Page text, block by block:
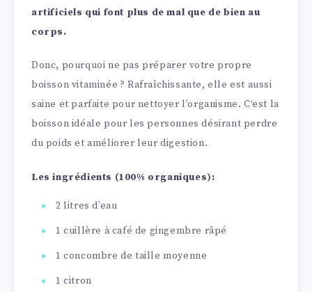
artificiels qui font plus de mal que de bien au
corps.
Donc, pourquoi ne pas préparer votre propre
boisson vitaminée ? Rafraîchissante, elle est aussi
saine et parfaite pour nettoyer l’organisme. C‘est la
boisson idéale pour les personnes désirant perdre
du poids et améliorer leur digestion.
Les ingrédients (100% organiques):
2 litres d’eau
1 cuillère à café de gingembre râpé
1 concombre de taille moyenne
1 citron